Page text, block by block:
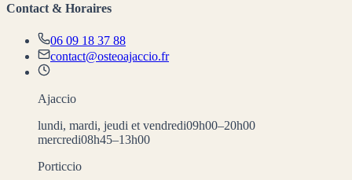
Contact & Horaires
06 09 18 37 88
contact@osteoajaccio.fr
Ajaccio
lundi, mardi, jeudi et vendredi09h00–20h00
mercredi08h45–13h00
Porticcio